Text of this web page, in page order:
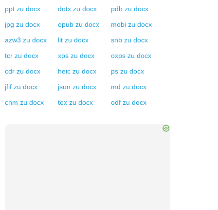
ppt zu docx dotx zu docx pdb zu docx
jpg zu docx epub zu docx mobi zu docx
azw3 zu docx lit zu docx snb zu docx
tcr zu docx xps zu docx oxps zu docx
cdr zu docx heic zu docx ps zu docx
jfif zu docx json zu docx md zu docx
chm zu docx tex zu docx odf zu docx